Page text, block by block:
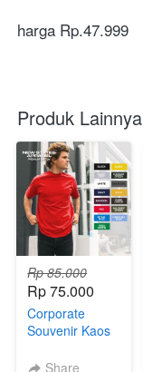
harga Rp.47.999
Produk Lainnya
Rp 85.000
Rp 75.000
Corporate
Souvenir Kaos
Desain
Share